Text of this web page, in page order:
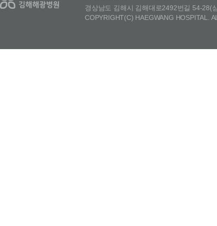
경상남도 김해시 김해대로2492번길 54-28(
COPYRIGHT(C) HAEGWANG HOSPITAL.